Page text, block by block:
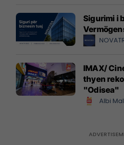
Sigurimi i
IMAX/
thyen
"Odisea"
Albi